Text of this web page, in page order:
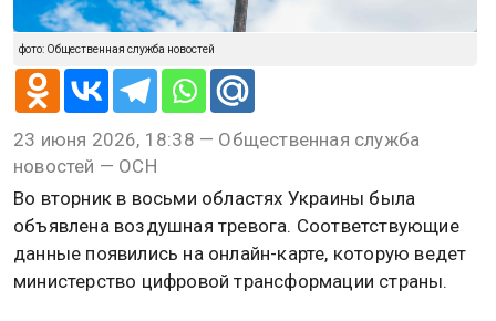
фото: Общественная служба новостей
23 июня 2026, 18:38 — Общественная служба
новостей — ОСН
Во вторник в восьми областях Украины была
объявлена воздушная тревога. Соответствующие
данные появились на онлайн-карте, которую ведет
министерство цифровой трансформации страны.